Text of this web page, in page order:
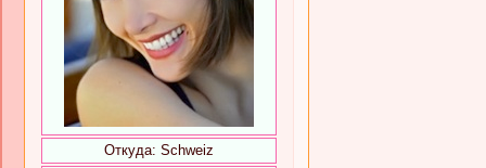
Откуда: Schweiz